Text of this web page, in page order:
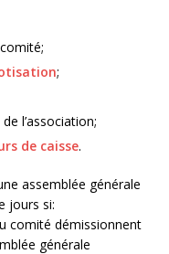
;
l’association;
de caisse.
assemblée générale
jours si:
comité démissionnent
générale